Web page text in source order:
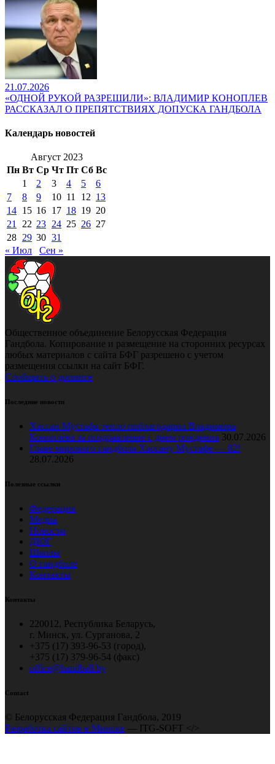
21.07.2026
«ОДНОЙ РУКОЙ РАЗРЕШИЛИ»: ВЛАДИМИР КОНОПЛЕВ
РАССКАЗАЛ О ПРЕПЯТСТВИЯХ ДОПУСКА ГАНДБОЛА
Календарь новостей
Август 2023
Пн Вт Ср Чт Пт Сб Вс
1
2 3 4 5
6
7
8 9 10 11 12 13
14 15 16 17 18 19 20
21 22 23 24 25 26 27
28 29 30 31
« Июл
Сен »
Общественное объединение Белорусская Федерация
Гандбола. Копирование и размещение на сторонних ресурсах
любых материалов с сайта БФГ разрешено с учетом
размещения ссылки на сайт БФГ.
Сообщить о допинге
Последние новости
Хассан Мустафа тепло поблагодарил Владимира
Коноплёва за поздравление с днем рождения 30.07.2026
Главе мирового гандбола Хассану Мустафе — 82!
28.07.2026
Полезные ссылки
Федерация
Медиа
Новости
ДЮГ
Школы
О гандболе
Контакты
Контакты
220012, Республика Беларусь,
г. Минск, ул. Сурганова, 2
+375 (17) 393-96-53 (город),
+375 (17) 379-96-54 (факс)
office@handball.by
Contact
© Белорусская Федерация Гандбола, 2019
Разработка сайтов в Минске — ITG-SOFT </>